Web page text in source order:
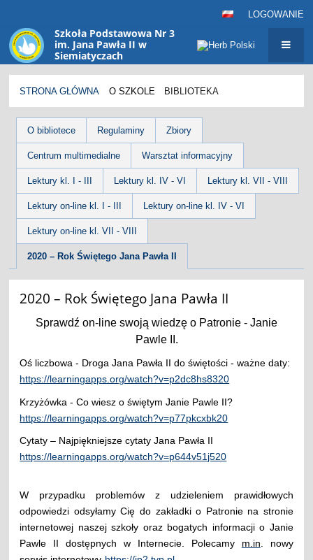
LOGOWANIE
Szkoła Podstawowa Nr 3
im. Jana Pawła II w
Siemiatyczach
sp3@siemiatycze.eu
STRONA GŁÓWNA O SZKOLE BIBLIOTEKA
Biblioteka
O bibliotece Regulaminy Zbiory
Centrum multimedialne Warsztat informacyjny
Lektury kl. I - III Lektury kl. IV - VI Lektury kl. VII - VIII
Lektury on-line kl. I - III Lektury on-line kl. IV - VI
Lektury on-line kl. VII - VIII
2020 – Rok Świętego Jana Pawła II
2020 – Rok Świętego Jana Pawła II
Sprawdź on-line swoją wiedzę o Patronie - Janie
Pawle II.
Oś liczbowa - Droga Jana Pawła II do świętości - ważne daty:
https://learningapps.org/watch?v=p2dc8hs8320
Krzyżówka - Co wiesz o świętym Janie Pawle II?
https://learningapps.org/watch?v=p77pkcxbk20
Cytaty – Najpiękniejsze cytaty Jana Pawła II
https://learningapps.org/watch?v=p644v51j520
W przypadku problemów z udzieleniem prawidłowych
odpowiedzi odsyłamy Cię do zakładki o Patronie na stronie
internetowej naszej szkoły oraz bogatych informacji o Janie
Pawle II dostępnych w Internecie. Polecamy m.in. nowy